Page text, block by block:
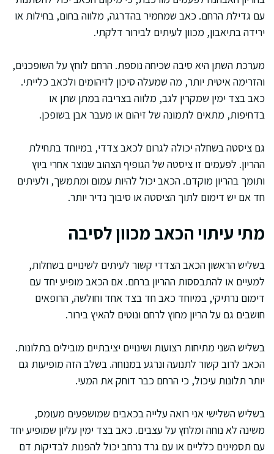
עם גדילת הרחם. כאב שמחמיר בהדרגה, מלווה בחום, בחילות או
ירידה בתיאבון, מכוון לעיתים לבירור דלקתי.
מערכת השתן היא סיבה שכיחה נוספת. הרחם לוחץ על השופכנים,
והזרימה איטית יותר, מה שמעלה סיכון לזיהומים ולכאב כלייתי.
כאב בצד ימין שמקרין לגב, מלווה בצריבה במתן שתן או
בדחיפות, מתאים לתמונה של זיהום או מעבר אבן בשופכן.
גם ציסטה בשחלה יכולה לגרום לכאב צדדי, במיוחד בתחילת
ההריון. לפעמים זו ציסטה של הגופיף הצהוב שנוצר אחרי ביוץ
ותומך בהריון מוקדם. הכאב יכול להיות עמום ומתמשך, ולעיתים
חד אם יש דימום לתוך הציסטה או סיבוך נדיר יותר.
מתי עיתוי הכאב מכוון לסיבה
בשליש הראשון הכאב הצדדי קשור לעיתים לשינויים בשחלות,
למעיים או להתבססות ההריון ברחם. אם הכאב מופיע יחד עם
דימום נרתיקי, במיוחד כאב חד בצד אחד וחולשה, הרופאים
חושבים גם על הריון מחוץ לרחם ונוטים להאיץ בירור.
בשליש השני מתיחות רצועות ושינויים יציבתיים מובילים בתלונות.
הכאב לרוב קשור לתנועה ונרגע במנוחה. בשלב הזה מופיעות גם
יותר תלונות עיכול, כי הרחם כבר דוחק את המעי.
בשליש השלישי אני רואה עלייה בכאבים שמושפעים מעומס,
משינה לא נוחה ומלחץ על עצבים. כאב בצד ימין עליון שמופיע יחד
עם תסמינים כלליים או עם גרד נרחב יכול להפנות לבדיקות דם